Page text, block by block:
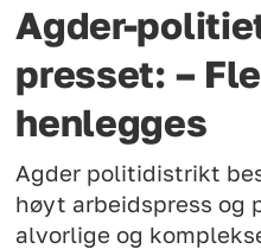
Agder-
presset: –
henlegges
Agder politidistrikt
høyt arbeidspress og
alvorlige og